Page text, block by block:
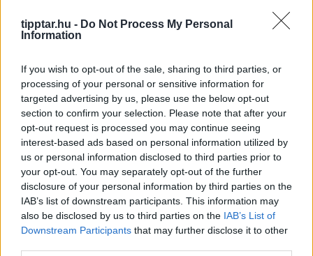
tipptar.hu - Do Not Process My Personal
Information
If you wish to opt-out of the sale, sharing to third parties, or
processing of your personal or sensitive information for
targeted advertising by us, please use the below opt-out
section to confirm your selection. Please note that after your
opt-out request is processed you may continue seeing
interest-based ads based on personal information utilized by
us or personal information disclosed to third parties prior to
your opt-out. You may separately opt-out of the further
disclosure of your personal information by third parties on the
IAB’s list of downstream participants. This information may
also be disclosed by us to third parties on the IAB’s List of
Downstream Participants that may further disclose it to other